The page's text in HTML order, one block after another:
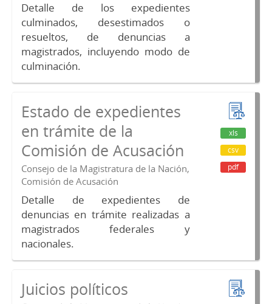
Detalle de los expedientes
culminados, desestimados o
resueltos, de denuncias a
magistrados, incluyendo modo de
culminación.
Estado de expedientes
en trámite de la
Comisión de Acusación
Consejo de la Magistratura de la Nación,
Comisión de Acusación
Detalle de expedientes de
denuncias en trámite realizadas a
magistrados federales y
nacionales.
xls
csv
pdf
Juicios políticos